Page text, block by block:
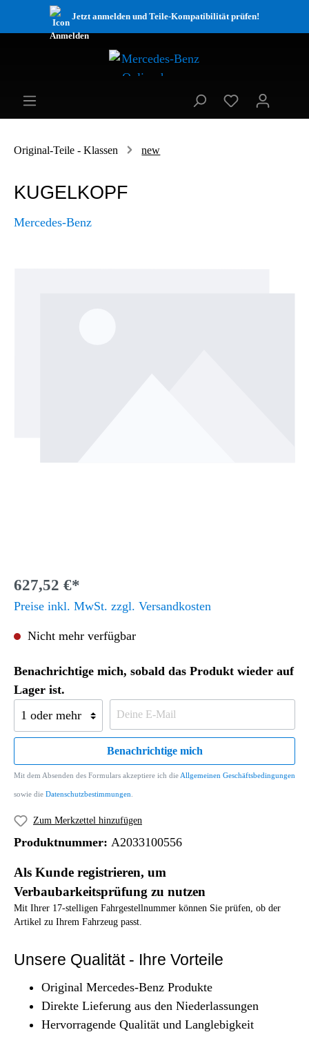
Jetzt anmelden und Teile-Kompatibilität prüfen!
Original-Teile - Klassen new
KUGELKOPF
Mercedes-Benz
627,52 €*
Preise inkl. MwSt. zzgl. Versandkosten
Nicht mehr verfügbar
Benachrichtige mich, sobald das Produkt wieder auf
Lager ist.
Benachrichtige mich
Mit dem Absenden des Formulars akzeptiere ich die Allgemeinen Geschäftsbedingungen
sowie die Datenschutzbestimmungen
Zum Merkzettel hinzufügen
Produktnummer: A2033100556
Als Kunde registrieren, um
Verbaubarkeitsprüfung zu nutzen
Mit Ihrer 17-stelligen Fahrgestellnummer können Sie prüfen, ob der
Artikel zu Ihrem Fahrzeug passt.
Unsere Qualität - Ihre Vorteile
Original Mercedes-Benz Produkte
Direkte Lieferung aus den Niederlassungen
Hervorragende Qualität und Langlebigkeit